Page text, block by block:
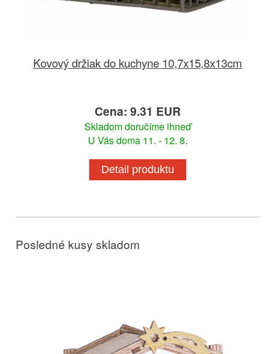
Kovový držiak do kuchyne 10,7x15,8x13cm
Cena: 9.31 EUR
Skladom doručíme ihneď
U Vás doma 11. - 12. 8.
Detail produktu
Posledné kusy skladom